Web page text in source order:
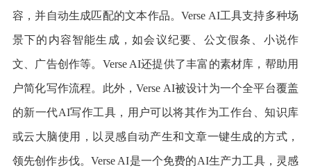
容，并自动生成匹配的文本作品。Verse AI工具支持多种场
景下的内容智能生成，如会议纪要、公文假条、小说作
文、广告创作等。Verse AI还提供了丰富的素材库，帮助用
户简化写作流程。此外，Verse AI被设计为一个全平台覆盖
的新一代AI写作工具，用户可以将其作为工作台、知识库
或云大脑使用，以灵感自动产生和文章一键生成的方式，
领先创作步伐。Verse AI是一个免费的AI生产力工具，灵感